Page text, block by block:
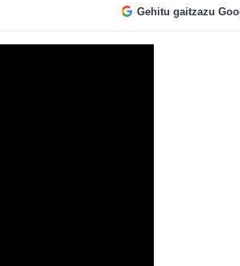
Gehitu gaitzazu